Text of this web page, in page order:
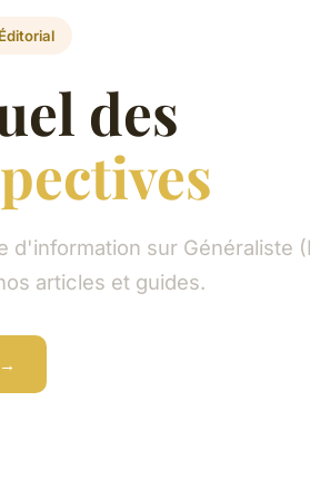
des
d'information sur Généraliste
articles et guides.